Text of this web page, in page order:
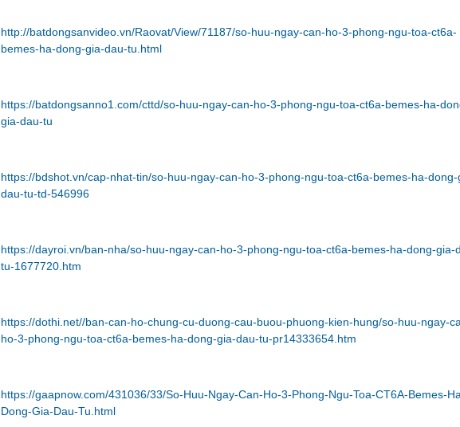
http://batdongsanvideo.vn/Raovat/View/71187/so-huu-ngay-can-ho-3-phong-ngu-toa-ct6a-
bemes-ha-dong-gia-dau-tu.html
https://batdongsanno1.com/cttd/so-huu-ngay-can-ho-3-phong-ngu-toa-ct6a-bemes-ha-
gia-dau-tu
https://bdshot.vn/cap-nhat-tin/so-huu-ngay-can-ho-3-phong-ngu-toa-ct6a-bemes-ha-dong-
dau-tu-td-546996
https://dayroi.vn/ban-nha/so-huu-ngay-can-ho-3-phong-ngu-toa-ct6a-bemes-ha-dong-gia-
tu-1677720.htm
https://dothi.net//ban-can-ho-chung-cu-duong-cau-buou-phuong-kien-hung/so-huu-ngay-
ho-3-phong-ngu-toa-ct6a-bemes-ha-dong-gia-dau-tu-pr14333654.htm
https://gaapnow.com/431036/33/So-Huu-Ngay-Can-Ho-3-Phong-Ngu-Toa-CT6A-Bemes-
Dong-Gia-Dau-Tu.html